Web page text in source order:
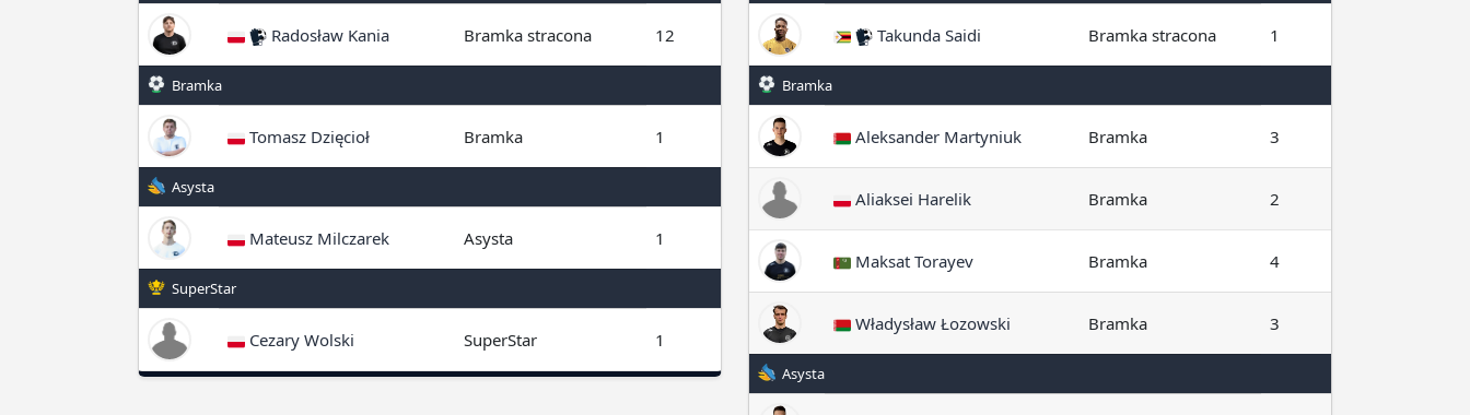
Radosław Kania Bramka stracona 12
Bramka
Tomasz Dzięcioł Bramka 1
Asysta
Mateusz Milczarek Asysta 1
SuperStar
Cezary Wolski SuperStar 1
Takunda Saidi Bramka stracona 1
Bramka
Aleksander Martyniuk Bramka 3
Aliaksei Harelik Bramka 2
Maksat Torayev Bramka 4
Władysław Łozowski Bramka 3
Asysta